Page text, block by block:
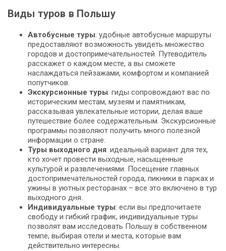
Виды туров в Польшу
Автобусные туры: удобные автобусные маршруты
предоставляют возможность увидеть множество
городов и достопримечательностей. Путеводитель
расскажет о каждом месте, а вы сможете
наслаждаться пейзажами, комфортом и компанией
попутчиков.
Экскурсионные туры: гиды сопровождают вас по
историческим местам, музеям и памятникам,
рассказывая увлекательные истории, делая ваше
путешествие более содержательным. Экскурсионные
программы позволяют получить много полезной
информации о стране.
Туры выходного дня: идеальный вариант для тех,
кто хочет провести выходные, насыщенные
культурой и развлечениями. Посещение главных
достопримечательностей города, пикники в парках и
ужины в уютных ресторанах – все это включено в тур
выходного дня.
Индивидуальные туры: если вы предпочитаете
свободу и гибкий график, индивидуальные туры
позволят вам исследовать Польшу в собственном
темпе, выбирая отели и места, которые вам
действительно интересны.